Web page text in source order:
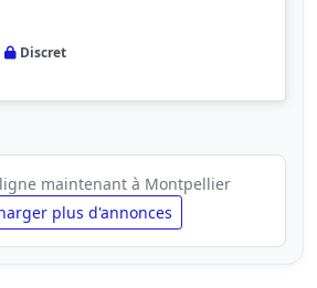
Discret
maintenant à Montpellier
plus d'annonces